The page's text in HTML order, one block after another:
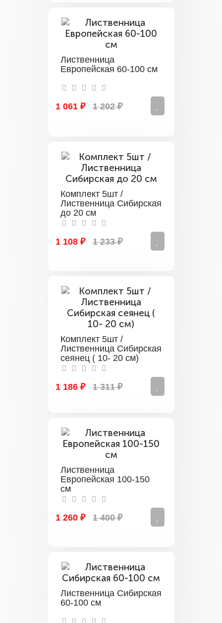
Лиственница
Европейская 60-100 см
1 061 ₽ 1 202 ₽
Комплект 5шт /
Лиственница Сибирская
до 20 см
1 108 ₽ 1 233 ₽
Комплект 5шт /
Лиственница Сибирская
сеянец ( 10- 20 см)
1 186 ₽ 1 311 ₽
Лиственница
Европейская 100-150
см
1 260 ₽ 1 400 ₽
Лиственница Сибирская
60-100 см